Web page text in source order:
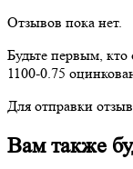
Отзывов пока нет.
Будьте первым, кто
1100-0.75
Для отправки
Вам также